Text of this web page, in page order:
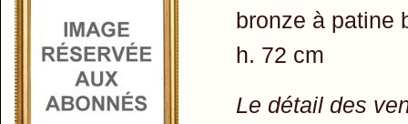
bronze à patine
h. 72 cm
Le détail des